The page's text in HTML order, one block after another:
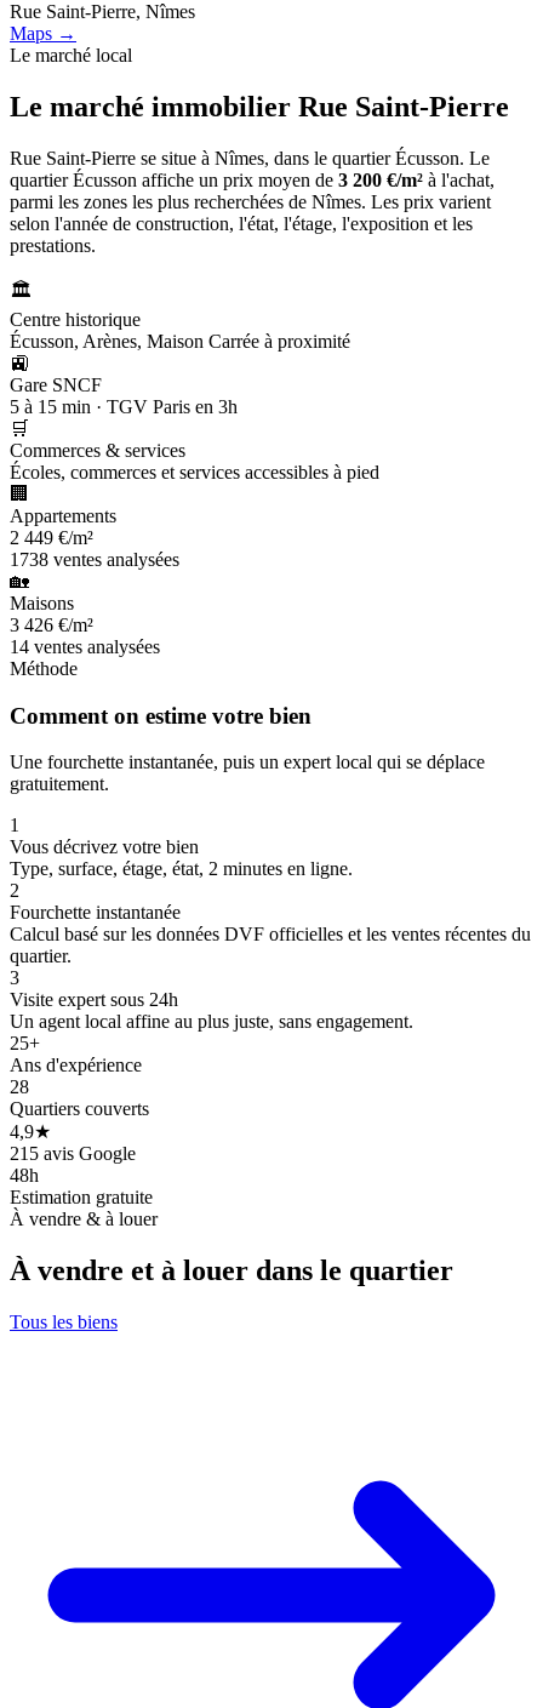
Rue Saint-Pierre, Nîmes
Maps →
Le marché local
Le marché immobilier Rue Saint-Pierre
Rue Saint-Pierre se situe à Nîmes, dans le quartier Écusson. Le
quartier Écusson affiche un prix moyen de 3 200 €/m² à l'achat,
parmi les zones les plus recherchées de Nîmes. Les prix varient
selon l'année de construction, l'état, l'étage, l'exposition et les
prestations.
🏛️
Centre historique
Écusson, Arènes, Maison Carrée à proximité
🚉
Gare SNCF
5 à 15 min · TGV Paris en 3h
🛒
Commerces & services
Écoles, commerces et services accessibles à pied
🏢
Appartements
2 449 €/m²
1738 ventes analysées
🏡
Maisons
3 426 €/m²
14 ventes analysées
Méthode
Comment on estime votre bien
Une fourchette instantanée, puis un expert local qui se déplace
gratuitement.
1
Vous décrivez votre bien
Type, surface, étage, état, 2 minutes en ligne.
2
Fourchette instantanée
Calcul basé sur les données DVF officielles et les ventes récentes du
quartier.
3
Visite expert sous 24h
Un agent local affine au plus juste, sans engagement.
25+
Ans d'expérience
28
Quartiers couverts
4,9★
215 avis Google
48h
Estimation gratuite
À vendre & à louer
À vendre et à louer dans le quartier
Tous les biens